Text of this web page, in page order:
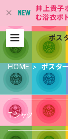
井上貴子
む浴衣ポ
ポス
HOME ポスター
Tシャツ